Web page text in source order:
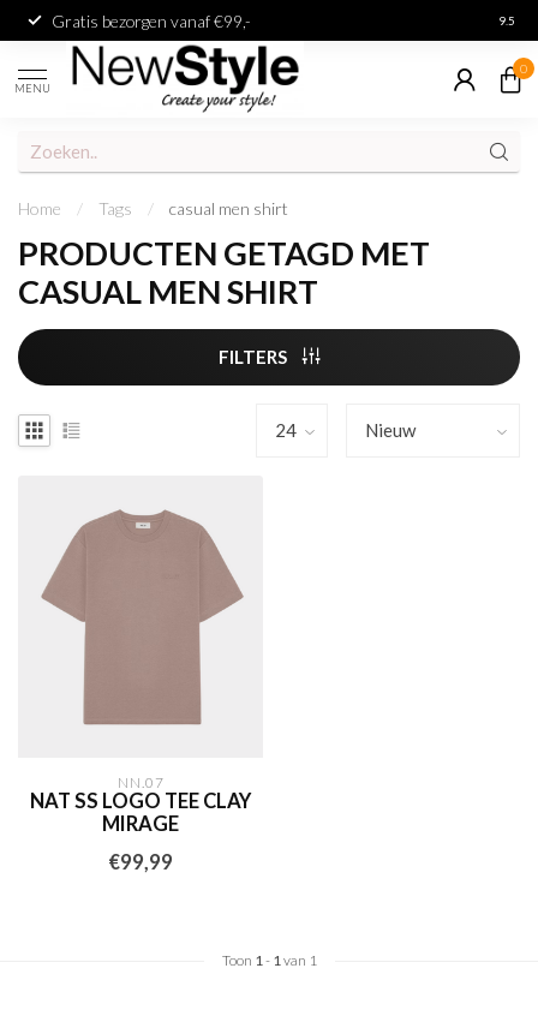
Gratis bezorgen vanaf €99,- 9.5
MENU
0
Home / Tags / casual men shirt
PRODUCTEN GETAGD MET
CASUAL MEN SHIRT
FILTERS
NN.07
NAT SS LOGO TEE CLAY
MIRAGE
€99,99
Toon 1- 1van 1